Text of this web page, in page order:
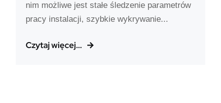
nim możliwe jest stałe śledzenie parametrów
pracy instalacji, szybkie wykrywanie...
Czytaj więcej...